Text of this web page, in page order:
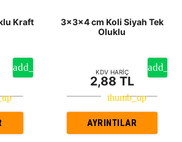
Kraft
3x3x4 cm Koli Siyah Tek
Oluklu
KDV HARİÇ
2,88 TL
AYRINTILAR